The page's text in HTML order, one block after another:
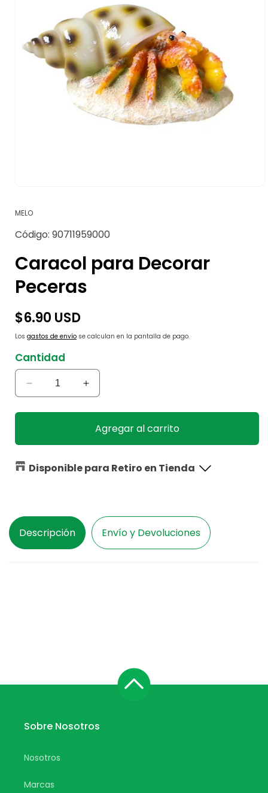
multimedia
1
una
MELO
Código: SKU:
90711959000
Caracol para Decorar
Peceras
Precio
habitual
$6.90 USD
Los gastos de envío se calculan en la pantalla de pago.
Cantidad
Reducir
cantidad
para
Peceras
Aumentar
cantidad
para
Caracol
Peceras
Agregar al carrito
Disponible para Retiro en Tienda
Descripción Envío y Devoluciones
Sobre Nosotros
Nosotros
Marcas